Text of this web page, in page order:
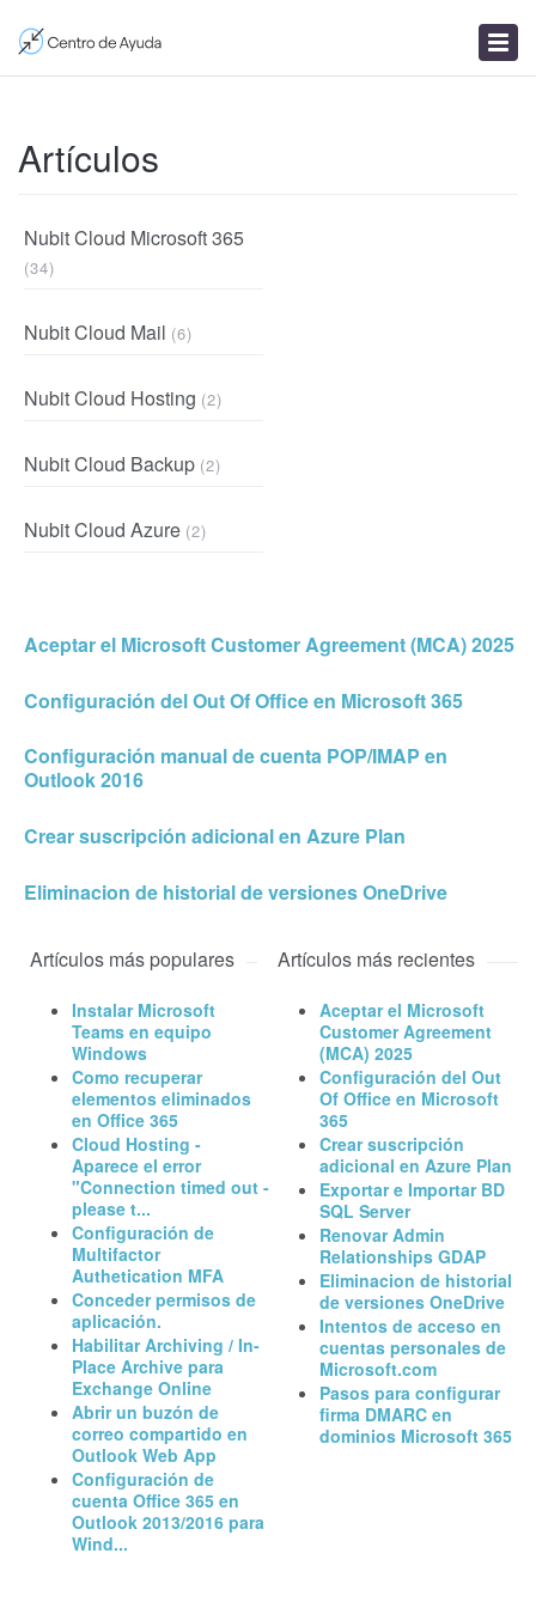
Enviar un ticket
Artículos
Nubit Cloud Microsoft 365
(34)
Nubit Cloud Mail (6)
Nubit Cloud Hosting (2)
Nubit Cloud Backup (2)
Nubit Cloud Azure (2)
Aceptar el Microsoft Customer Agreement (MCA) 2025
Configuración del Out Of Office en Microsoft 365
Configuración manual de cuenta POP/IMAP en
Outlook 2016
Crear suscripción adicional en Azure Plan
Eliminacion de historial de versiones OneDrive
Artículos más populares
Instalar Microsoft
Teams en equipo
Windows
Como recuperar
elementos eliminados
en Office 365
Cloud Hosting -
Aparece el error
"Connection timed out -
please t...
Configuración de
Multifactor
Authetication MFA
Conceder permisos de
aplicación.
Habilitar Archiving / In-
Place Archive para
Exchange Online
Abrir un buzón de
correo compartido en
Outlook Web App
Configuración de
cuenta Office 365 en
Outlook 2013/2016 para
Wind...
Artículos más recientes
Aceptar el Microsoft
Customer Agreement
(MCA) 2025
Configuración del Out
Of Office en Microsoft
365
Crear suscripción
adicional en Azure Plan
Exportar e Importar BD
SQL Server
Renovar Admin
Relationships GDAP
Eliminacion de historial
de versiones OneDrive
Intentos de acceso en
cuentas personales de
Microsoft.com
Pasos para configurar
firma DMARC en
dominios Microsoft 365